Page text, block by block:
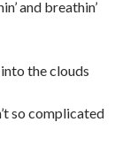
and breathin’
the clouds
so complicated